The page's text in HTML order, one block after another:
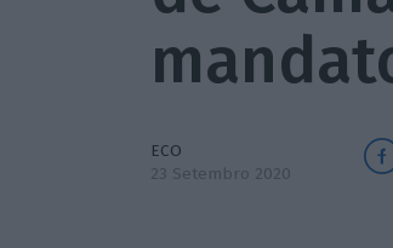
ECO
23 Setembro 2020